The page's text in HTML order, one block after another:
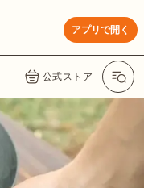
アプリで開く
公式ストア